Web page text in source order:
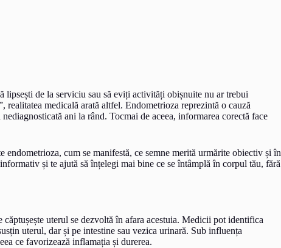
lipsești de la serviciu sau să eviți activități obișnuite nu ar trebui
realitatea medicală arată altfel. Endometrioza reprezintă o cauză
ani la rând. Tocmai de aceea, informarea corectă face
cum se manifestă, ce semne merită urmărite obiectiv și în
și te ajută să înțelegi mai bine ce se întâmplă în corpul tău, fără
uterul se dezvoltă în afara acestuia. Medicii pot identifica
uterul, dar și pe intestine sau vezica urinară. Sub influența
ce favorizează inflamația și durerea.